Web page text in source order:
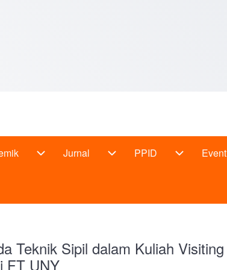
Jurnal PPID Event
Teknik Sipil dalam Kuliah Visiting
FT UNY